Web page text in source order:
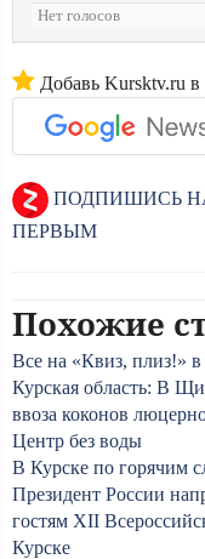
Нет голосов
Добавь Kursktv.ru в
ПОДПИШИСЬ
ПЕРВЫМ
Похожие
Все на «Квиз, плиз!» в
Курская область: В
ввоза коконов
Центр без воды
В Курске по горячим
Президент России
гостям XII
Курске